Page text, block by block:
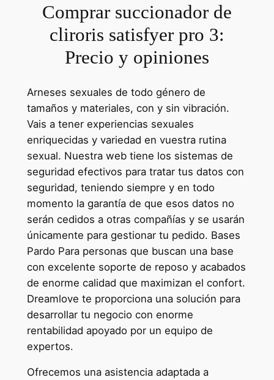
Comprar succionador de
cliroris satisfyer pro 3:
Precio y opiniones
Arneses sexuales de todo género de
tamaños y materiales, con y sin vibración.
Vais a tener experiencias sexuales
enriquecidas y variedad en vuestra rutina
sexual. Nuestra web tiene los sistemas de
seguridad efectivos para tratar tus datos con
seguridad, teniendo siempre y en todo
momento la garantía de que esos datos no
serán cedidos a otras compañías y se usarán
únicamente para gestionar tu pedido. Bases
Pardo Para personas que buscan una base
con excelente soporte de reposo y acabados
de enorme calidad que maximizan el confort.
Dreamlove te proporciona una solución para
desarrollar tu negocio con enorme
rentabilidad apoyado por un equipo de
expertos.
Ofrecemos una asistencia adaptada a